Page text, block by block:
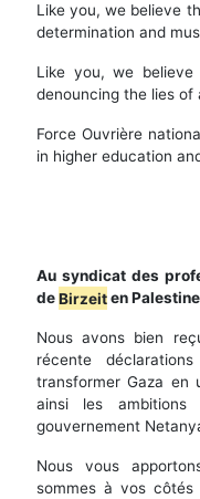
Like you, we believe
determination and
Like you, we
denouncing the lies of
Force Ouvrière
in higher education
Au syndicat des
deBirzeiten
Nous avons bien
récente
transformer Gaza en
ainsi les ambitions
gouvernement
Nous vous
sommes à vos